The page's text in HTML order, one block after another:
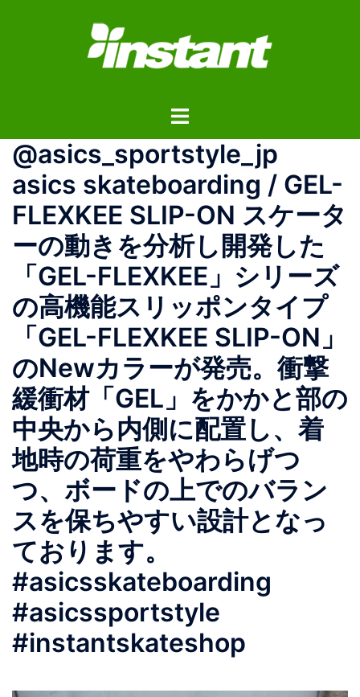
ス
ト
ル
ニ
ュ
ー
@asics_sportstyle_jp
asics skateboarding / GEL-
FLEXKEE SLIP-ON スケータ
ーの動きを分析し開発した
「GEL-FLEXKEE」シリーズ
の高機能スリッポンタイプ
「GEL-FLEXKEE SLIP-ON」
のNewカラーが発売。衝撃
緩衝材「GEL」をかかと部の
中央から内側に配置し、着
地時の荷重をやわらげつ
つ、ボードの上でのバラン
スを保ちやすい設計となっ
ております。
#asicsskateboarding
#asicssportstyle
#instantskateshop